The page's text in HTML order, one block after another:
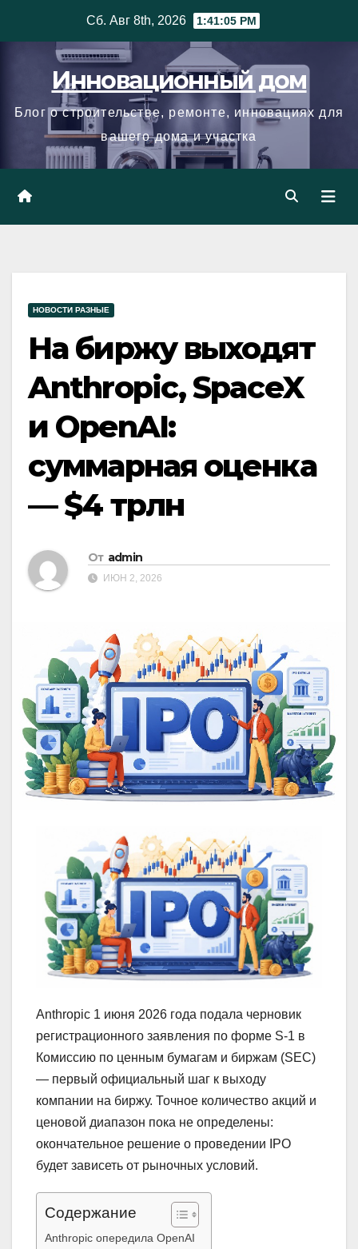
Сб. Авг 8th, 2026 1:41:06 PM
Инновационный дом
Блог о строительстве, ремонте, инновациях для
вашего дома и участка
НОВОСТИ РАЗНЫЕ
На биржу выходят
Anthropic, SpaceX
и OpenAI:
суммарная оценка
— $4 трлн
От admin
ИЮН 2, 2026
Anthropic 1 июня 2026 года подала черновик
регистрационного заявления по форме S-1 в
Комиссию по ценным бумагам и биржам (SEC)
— первый официальный шаг к выходу
компании на биржу. Точное количество акций и
ценовой диапазон пока не определены:
окончательное решение о проведении IPO
будет зависеть от рыночных условий.
Содержание
Anthropic опередила OpenAI